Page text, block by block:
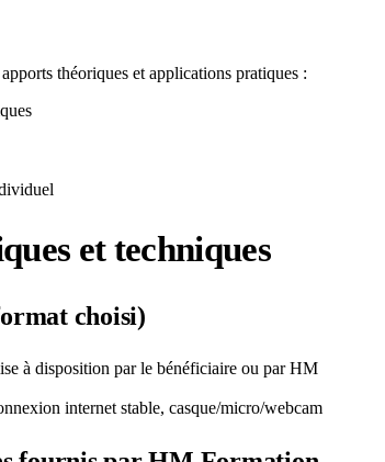
théoriques et applications pratiques :
et techniques
choisi)
à disposition par le bénéficiaire ou par HM
internet stable, casque/micro/webcam